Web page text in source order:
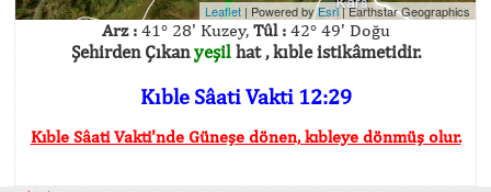
Leaflet | Powered byEsri|Earthstar Geographics
Arz :41° 28' Kuzey, Tûl :42° 49' Doğu
Şehirden Çıkanyeşilhat , kıble istikâmetidir.
Kıble Sâati Vakti 12:29
Kıble Sâati Vakti'nde Güneşe dönen, kıbleye dönmüş olur.